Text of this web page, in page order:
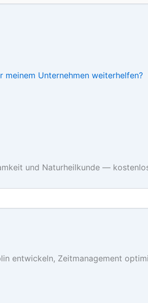
meinem Unternehmen weiterhelfen?
und Naturheilkunde —
entwickeln, Zeitmanagement